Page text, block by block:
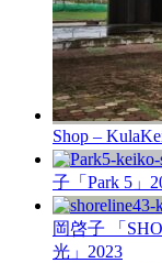
Shop – Kula
子「Park 5」
岡啓子 「
光」 2023